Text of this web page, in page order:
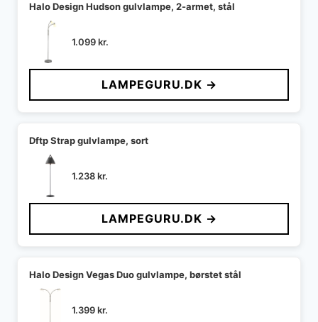
Halo Design Hudson gulvlampe, 2-armet, stål
1.099kr.
LAMPEGURU.DK →
Dftp Strap gulvlampe, sort
1.238kr.
LAMPEGURU.DK →
Halo Design Vegas Duo gulvlampe, børstet stål
1.399kr.